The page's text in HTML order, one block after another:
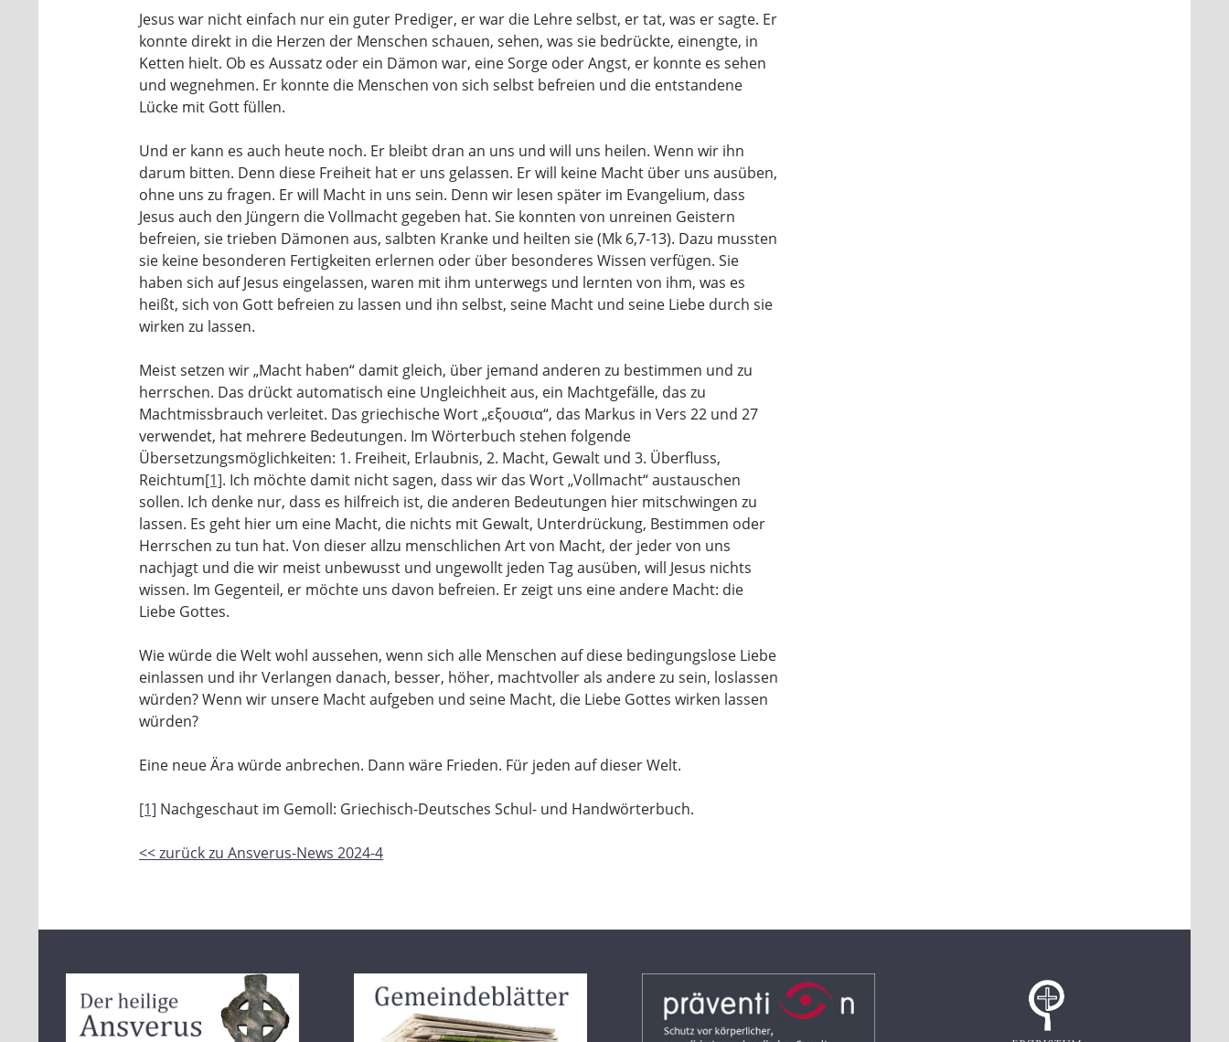
Jesus war nicht einfach nur ein guter Prediger, er war die Lehre selbst, er tat, was er sagte. Er
konnte direkt in die Herzen der Menschen schauen, sehen, was sie bedrückte, einengte, in
Ketten hielt. Ob es Aussatz oder ein Dämon war, eine Sorge oder Angst, er konnte es sehen
und wegnehmen. Er konnte die Menschen von sich selbst befreien und die entstandene
Lücke mit Gott füllen.
Und er kann es auch heute noch. Er bleibt dran an uns und will uns heilen. Wenn wir ihn
darum bitten. Denn diese Freiheit hat er uns gelassen. Er will keine Macht über uns ausüben,
ohne uns zu fragen. Er will Macht in uns sein. Denn wir lesen später im Evangelium, dass
Jesus auch den Jüngern die Vollmacht gegeben hat. Sie konnten von unreinen Geistern
befreien, sie trieben Dämonen aus, salbten Kranke und heilten sie (Mk 6,7-13). Dazu mussten
sie keine besonderen Fertigkeiten erlernen oder über besonderes Wissen verfügen. Sie
haben sich auf Jesus eingelassen, waren mit ihm unterwegs und lernten von ihm, was es
heißt, sich von Gott befreien zu lassen und ihn selbst, seine Macht und seine Liebe durch sie
wirken zu lassen.
Meist setzen wir „Macht haben“ damit gleich, über jemand anderen zu bestimmen und zu
herrschen. Das drückt automatisch eine Ungleichheit aus, ein Machtgefälle, das zu
Machtmissbrauch verleitet. Das griechische Wort „εξουσια“, das Markus in Vers 22 und 27
verwendet, hat mehrere Bedeutungen. Im Wörterbuch stehen folgende
Übersetzungsmöglichkeiten: 1. Freiheit, Erlaubnis, 2. Macht, Gewalt und 3. Überfluss,
Reichtum[1]. Ich möchte damit nicht sagen, dass wir das Wort „Vollmacht“ austauschen
sollen. Ich denke nur, dass es hilfreich ist, die anderen Bedeutungen hier mitschwingen zu
lassen. Es geht hier um eine Macht, die nichts mit Gewalt, Unterdrückung, Bestimmen oder
Herrschen zu tun hat. Von dieser allzu menschlichen Art von Macht, der jeder von uns
nachjagt und die wir meist unbewusst und ungewollt jeden Tag ausüben, will Jesus nichts
wissen. Im Gegenteil, er möchte uns davon befreien. Er zeigt uns eine andere Macht: die
Liebe Gottes.
Wie würde die Welt wohl aussehen, wenn sich alle Menschen auf diese bedingungslose Liebe
einlassen und ihr Verlangen danach, besser, höher, machtvoller als andere zu sein, loslassen
würden? Wenn wir unsere Macht aufgeben und seine Macht, die Liebe Gottes wirken lassen
würden?
Eine neue Ära würde anbrechen. Dann wäre Frieden. Für jeden auf dieser Welt.
[1] Nachgeschaut im Gemoll: Griechisch-Deutsches Schul- und Handwörterbuch.
<< zurück zu Ansverus-News 2024-4